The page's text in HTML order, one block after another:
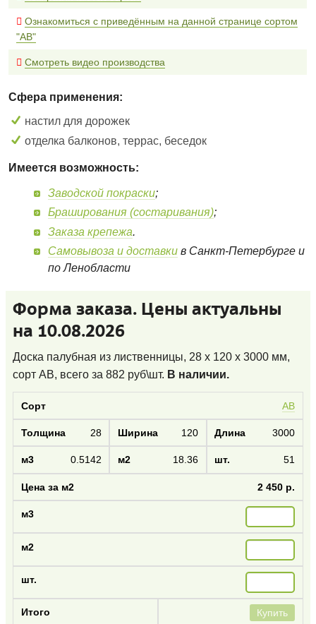
Ознакомиться с приведённым на данной странице сортом
"AB"
Смотреть видео производства
Сфера применения:
настил для дорожек
отделка балконов, террас, беседок
Имеется возможность:
Заводской покраски;
Браширования (состаривания);
Заказа крепежа.
Самовывоза и доставки в Санкт-Петербурге и
по Ленобласти
Форма заказа. Цены актуальны
на 10.08.2026
Доска палубная из лиственницы, 28 x 120 x 3000 мм,
сорт AB, всего за 882 руб\шт. В наличии.
AB
28 120 3000
0.5142 18.36 51
2 450 р.
Купить